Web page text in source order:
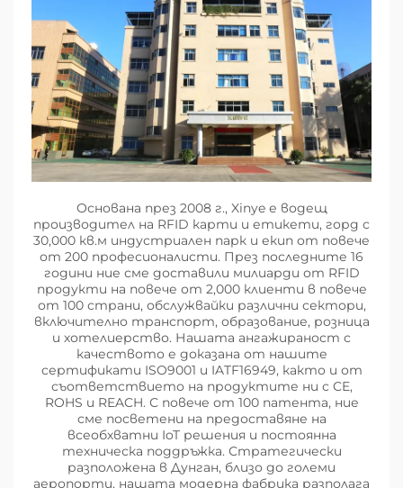
Основана през 2008 г., Xinye е водещ
производител на RFID карти и етикети, горд с
30,000 кв.м индустриален парк и екип от повече
от 200 професионалисти. През последните 16
години ние сме доставили милиарди от RFID
продукти на повече от 2,000 клиенти в повече
от 100 страни, обслужвайки различни сектори,
включително транспорт, образование, розница
и хотелиерство. Нашата ангажираност с
качеството е доказана от нашите
сертификати ISO9001 и IATF16949, както и от
съответствието на продуктите ни с CE,
ROHS и REACH. С повече от 100 патента, ние
сме посветени на предоставяне на
всеобхватни IoT решения и постоянна
техническа поддръжка. Стратегически
разположена в Дунган, близо до големи
аеропорти, нашата модерна фабрика разполага